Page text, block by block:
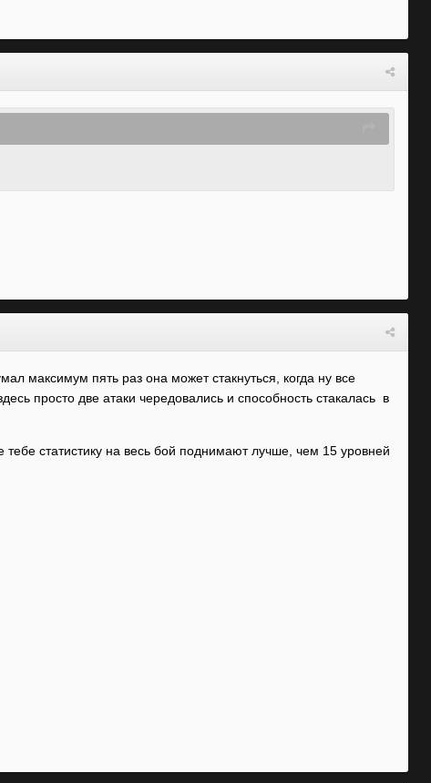
максимум пять раз она может стакнуться, когда ну все
просто две атаки чередовались и способность стакалась в
статистику на весь бой поднимают лучше, чем 15 уровней